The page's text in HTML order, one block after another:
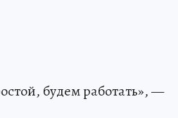
будем работать», —